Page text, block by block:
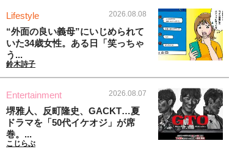
Lifestyle 2026.08.08
“外面の良い義母”にいじめられて
いた34歳女性。ある日「笑っちゃ
う...
鈴木詩子
Entertainment 2026.08.07
堺雅人、反町隆史、GACKT…夏
ドラマを「50代イケオジ」が席
巻。...
こじらぶ